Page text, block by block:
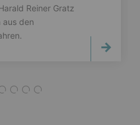
Reiner Gratz
aus den
3 4 5